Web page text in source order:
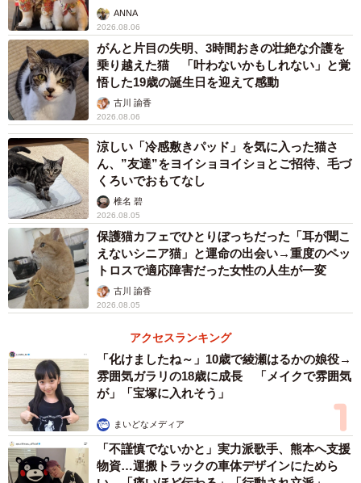
の場合、食事量が足りず体重が落ちたり、脱水症状が続く
と、他の病気のリスクになる場合があります。
──食器の高さで食欲を無くしてしまうこともあるんです
ね…！では、理想的な高さの目安は？
猫の体格にもよると思いますが、目安としては首がまっす
ぐになるくらいの高さがあれば良いと思います。まずは試
しに空き箱などで高さをつけてみて、愛猫にぴったりの高
さを見つけてから、脚付きのフードボウルや食器台の購入
を考えると良いかもしれませんね。
おすすめの脚付フードボウルは以下の記事にまとめてあり
ます。雑菌の繁殖しにくい"陶器製"のものを選ぶのがおすす
めです。にゃんとす家のフードボウルも紹介してるよ〜🐈
https://t.co/5D6Rr7ikwH
— 獣医にゃんとす🐾猫の情報発信中📡 (@nyantostos)June
2, 2020
にゃんとすさんのブログでは、食器選びのポイントについ
てさらに詳しく解説。雑菌が繁殖しにくく、重量もある陶
ANNA
2026.08.06
がんと片目の失明、3時間おきの壮絶な介護を
乗り越えた猫 「叶わないかもしれない」と覚
悟した19歳の誕生日を迎えて感動
古川 諭香
2026.08.06
涼しい「冷感敷きパッド」を気に入った猫さ
ん、”友達”をヨイショヨイショとご招待、毛づ
くろいでおもてなし
椎名 碧
2026.08.05
保護猫カフェでひとりぼっちだった「耳が聞こ
えないシニア猫」と運命の出会い→重度のペッ
トロスで適応障害だった女性の人生が一変
古川 諭香
2026.08.05
アクセスランキング
「化けましたね～」10歳で綾瀬はるかの娘役→
雰囲気ガラリの18歳に成長 「メイクで雰囲気
が」「宝塚に入れそう」
まいどなメディア
「不謹慎でないかと」実力派歌手、熊本へ支援
物資…運搬トラックの車体デザインにためら